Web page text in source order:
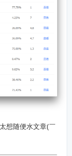
想随便水文章(￣